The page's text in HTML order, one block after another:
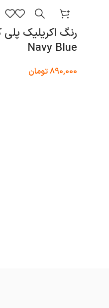
رنگ اکریلیک پلی
Navy Blue
890,000تومان